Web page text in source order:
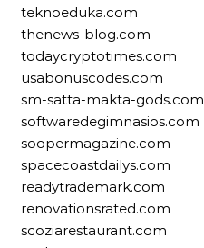
teknoeduka.com
thenews-blog.com
todaycryptotimes.com
usabonuscodes.com
sm-satta-makta-gods.com
softwaredegimnasios.com
soopermagazine.com
spacecoastdailys.com
readytrademark.com
renovationsrated.com
scoziarestaurant.com